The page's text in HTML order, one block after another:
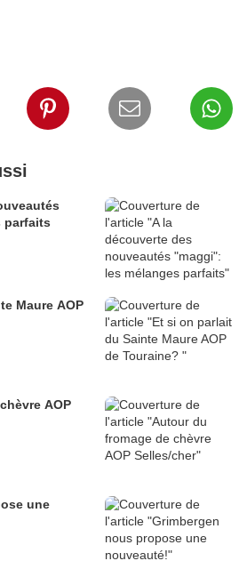
parfaits
Maure AOP
AOP
une